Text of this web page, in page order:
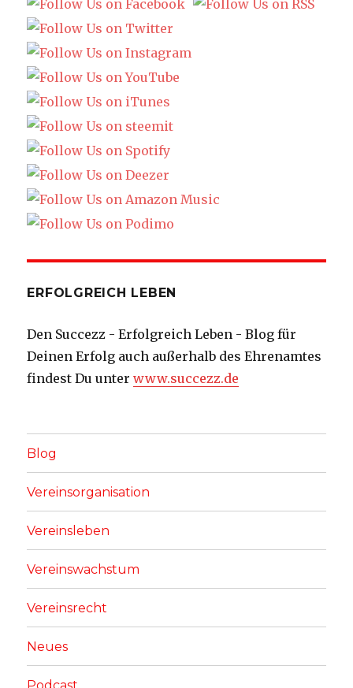
ERFOLGREICH LEBEN
Den Succezz - Erfolgreich Leben - Blog für
Deinen Erfolg auch außerhalb des Ehrenamtes
findest Du unterwww.succezz.de
Blog
Vereinsorganisation
Vereinsleben
Vereinswachstum
Vereinsrecht
Neues
Podcast